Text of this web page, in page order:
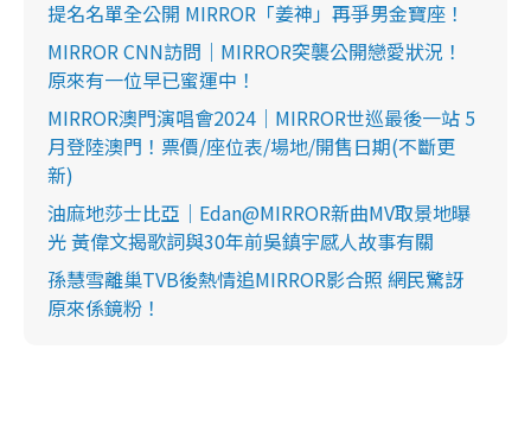
提名名單全公開 MIRROR「姜神」再爭男金寶座！
MIRROR CNN訪問｜MIRROR突襲公開戀愛狀況！
原來有一位早已蜜運中！
MIRROR澳門演唱會2024｜MIRROR世巡最後一站 5
月登陸澳門！票價/座位表/場地/開售日期(不斷更
新)
油麻地莎士比亞｜Edan@MIRROR新曲MV取景地曝
光 黃偉文揭歌詞與30年前吳鎮宇感人故事有關
孫慧雪離巢TVB後熱情追MIRROR影合照 網民驚訝
原來係鏡粉！